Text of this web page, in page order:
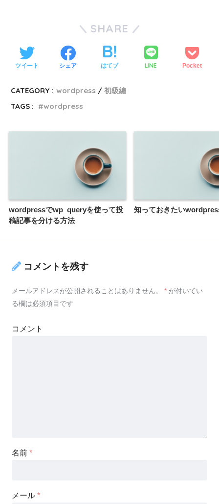
SHARE
ツイート シェア はてブ LINE Pocket
CATEGORY : wordpress
初級編
TAGS :
wordpress
wordpressでwp_queryを使って投
稿記事を分ける方法
知っておきたい
コメントを残す
メールアドレスが公開されることはありません。 * が付いてい
る欄は必須項目です
コメント
名前 *
メール *